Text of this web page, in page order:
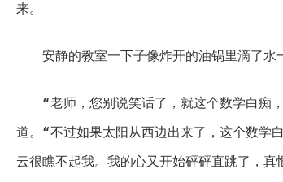
来。
安静的教室一下子像炸开的油锅里滴了水
“老师，您别说笑话了，就这个数学白痴
道。“不过如果太阳从西边出来了，这个数学
云很瞧不起我。我的心又开始砰砰直跳了，